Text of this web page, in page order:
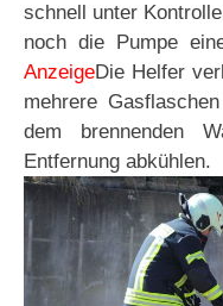
schnell unter
noch die Pumpe
AnzeigeDie Helfer
mehrere
dem brennenden
Entfernung abkühlen.